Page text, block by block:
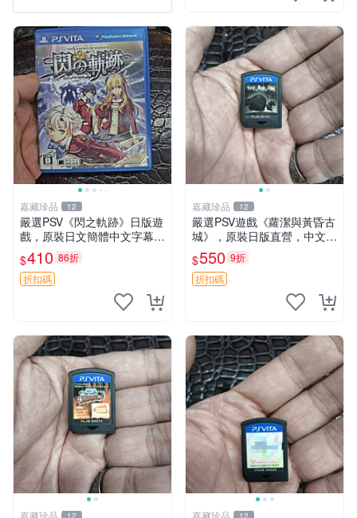
嘉藏珍品 12
嚴選PSV《閃之軌跡》日版遊
戲，原裝日文簡體中文字幕，
附完整盒帶說明書，全新未拆
封狀態 閃之軌跡 PSV 日版盒
帶說明書
$410 86折
折扣碼
嘉藏珍品 12
嚴選PSV遊戲《蘿潔與黃昏古
城》，原裝日版直營，中文簡
體字顯示 蘿潔 黃昏 古城
$550 9折
折扣碼